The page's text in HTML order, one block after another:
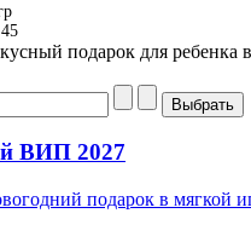
45
подарок для ребенка
ВИП 2027